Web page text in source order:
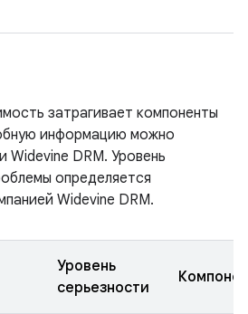
затрагивает компоненты
информацию можно
Widevine DRM. Уровень
определяется
Widevine DRM.
Уровень
серьезности